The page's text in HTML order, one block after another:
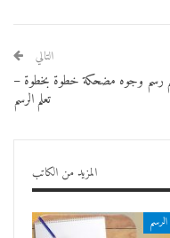
التالي
رسم وجوه مضحكة خطوة بخطوة –
تعلم الرسم
المزيد من الكاتب